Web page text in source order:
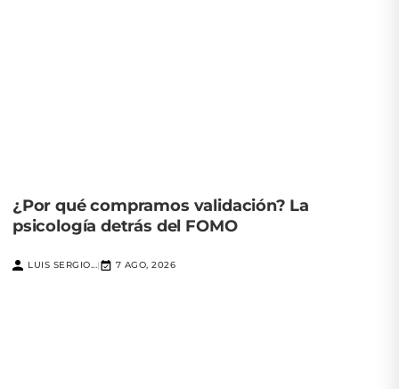
¿Por qué compramos validación? La
psicología detrás del FOMO
LUIS SERGIO...| 7 AGO, 2026